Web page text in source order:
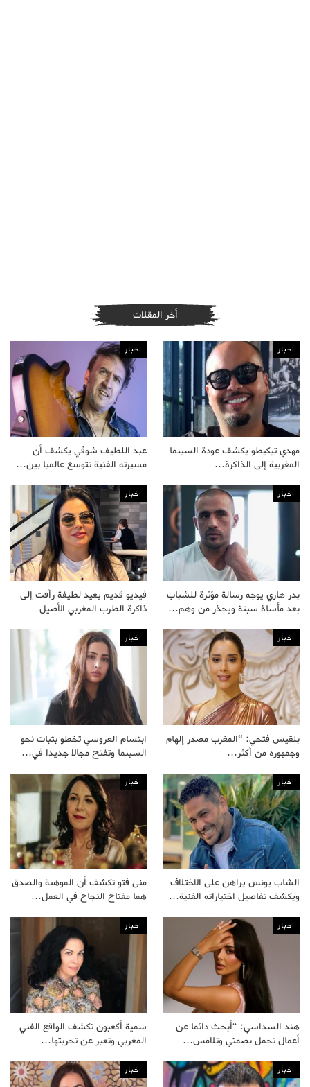
أخر المقلات
اخبار
مهدي تيكيطو يكشف عودة السينما
المغربية إلى الذاكرة…
اخبار
عبد اللطيف شوقي يكشف أن
مسيرته الفنية تتوسع عالميا بين…
اخبار
بدر هاري يوجه رسالة مؤثرة للشباب
بعد مأساة سبتة ويحذر من وهم…
اخبار
فيديو قديم يعيد لطيفة رأفت إلى
ذاكرة الطرب المغربي الأصيل
اخبار
بلقيس فتحي: “المغرب مصدر إلهام
وجمهوره من أكثر…
اخبار
ابتسام العروسي تخطو بثبات نحو
السينما وتفتح مجالا جديدا في…
اخبار
الشاب يونس يراهن على الاختلاف
ويكشف تفاصيل اختياراته الفنية…
اخبار
منى فتو تكشف أن الموهبة والصدق
هما مفتاح النجاح في العمل…
اخبار
هند السداسي: “أبحث دائما عن
أعمال تحمل بصمتي وتلامس…
اخبار
سمية أكعبون تكشف الواقع الفني
المغربي وتعبر عن تجربتها…
اخبار اخبار